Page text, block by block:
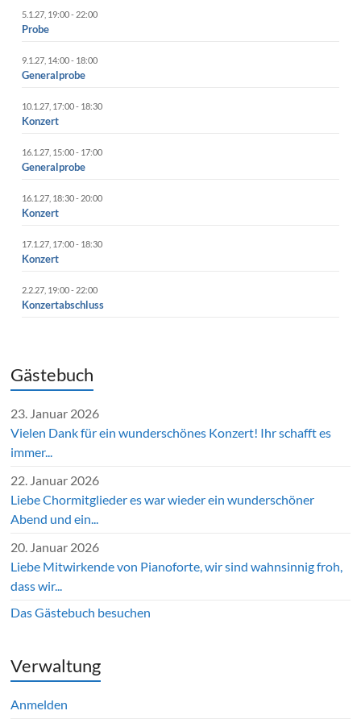
5.1.27 19:00- 22:00
Probe
9.1.27 14:00- 18:00
Generalprobe
10.1.27 17:00- 18:30
Konzert
16.1.27 15:00- 17:00
Generalprobe
16.1.27 18:30- 20:00
Konzert
17.1.27 17:00- 18:30
Konzert
2.2.27 19:00- 22:00
Konzertabschluss
Gästebuch
23. Januar 2026
Vielen Dank für ein wunderschönes Konzert! Ihr schafft es
immer...
22. Januar 2026
Liebe Chormitglieder es war wieder ein wunderschöner
Abend und ein...
20. Januar 2026
Liebe Mitwirkende von Pianoforte, wir sind wahnsinnig froh,
dass wir...
Das Gästebuch besuchen
Verwaltung
Anmelden